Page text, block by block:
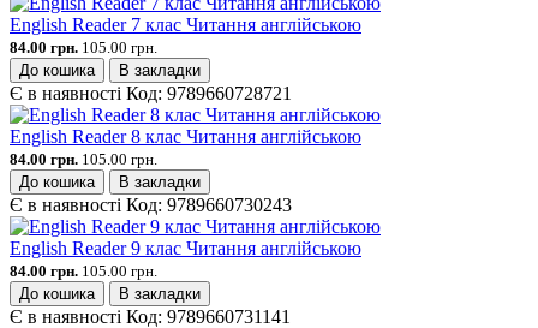
English Reader 7 клас Читання англійською
84.00 грн. 105.00 грн.
До кошика
В закладки
Є в наявності Код: 9789660728721
English Reader 8 клас Читання англійською
84.00 грн. 105.00 грн.
До кошика
В закладки
Є в наявності Код: 9789660730243
English Reader 9 клас Читання англійською
84.00 грн. 105.00 грн.
До кошика
В закладки
Є в наявності Код: 9789660731141